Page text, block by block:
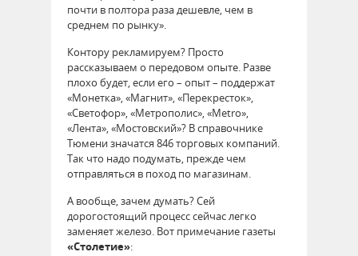
почти в полтора раза дешевле, чем в
среднем по рынку».
Контору рекламируем? Просто
рассказываем о передовом опыте. Разве
плохо будет, если его – опыт – поддержат
«Монетка», «Магнит», «Перекресток»,
«Светофор», «Метрополис», «Metro»,
«Лента», «Мостовский»? В справочнике
Тюмени значатся 846 торговых компаний.
Так что надо подумать, прежде чем
отправляться в поход по магазинам.
А вообще, зачем думать? Сей
дорогостоящий процесс сейчас легко
заменяет железо. Вот примечание газеты
«Столетие»: